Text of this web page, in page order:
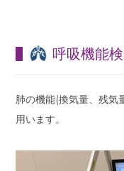
呼吸機能
肺の機能(換気量、残気
用います。